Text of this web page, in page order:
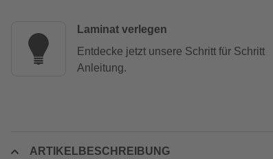
Laminat verlegen
Entdecke jetzt unsere Schritt für Schritt
Anleitung.
ARTIKELBESCHREIBUNG